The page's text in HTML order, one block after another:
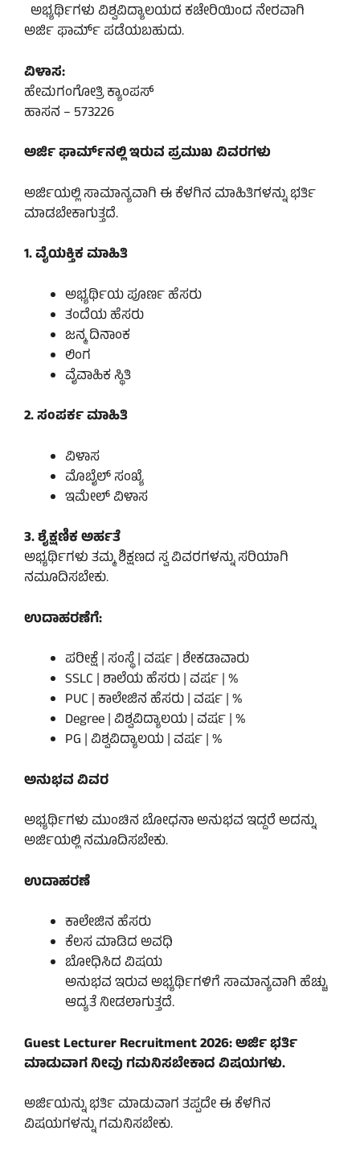
ಅಭ್ಯರ್ಥಿಗಳು ವಿಶ್ವವಿದ್ಯಾಲಯದ ಕಚೇರಿಯಿಂದ ನೇರವಾಗಿ
ಅರ್ಜಿ ಫಾರ್ಮ್ ಪಡೆಯಬಹುದು.
ವಿಳಾಸ:
ಹೇಮಗಂಗೋತ್ರಿ ಕ್ಯಾಂಪಸ್
ಹಾಸನ – 573226
ಅರ್ಜಿ ಫಾರ್ಮ್‌ನಲ್ಲಿ ಇರುವ ಪ್ರಮುಖ ವಿವರಗಳು
ಅರ್ಜಿಯಲ್ಲಿ ಸಾಮಾನ್ಯವಾಗಿ ಈ ಕೆಳಗಿನ ಮಾಹಿತಿಗಳನ್ನು ಭರ್ತಿ
ಮಾಡಬೇಕಾಗುತ್ತದೆ.
1. ವೈಯಕ್ತಿಕ ಮಾಹಿತಿ
ಅಭ್ಯರ್ಥಿಯ ಪೂರ್ಣ ಹೆಸರು
ತಂದೆಯ ಹೆಸರು
ಜನ್ಮ ದಿನಾಂಕ
ಲಿಂಗ
ವೈವಾಹಿಕ ಸ್ಥಿತಿ
2. ಸಂಪರ್ಕ ಮಾಹಿತಿ
ವಿಳಾಸ
ಮೊಬೈಲ್ ಸಂಖ್ಯೆ
ಇಮೇಲ್ ವಿಳಾಸ
3. ಶೈಕ್ಷಣಿಕ ಅರ್ಹತೆ
ಅಭ್ಯರ್ಥಿಗಳು ತಮ್ಮ ಶಿಕ್ಷಣದ ಸ್ವ ವಿವರಗಳನ್ನು ಸರಿಯಾಗಿ
ನಮೂದಿಸಬೇಕು.
ಉದಾಹರಣೆಗೆ:
ಪರೀಕ್ಷೆ | ಸಂಸ್ಥೆ | ವರ್ಷ | ಶೇಕಡಾವಾರು
SSLC | ಶಾಲೆಯ ಹೆಸರು | ವರ್ಷ | %
PUC | ಕಾಲೇಜಿನ ಹೆಸರು | ವರ್ಷ | %
Degree | ವಿಶ್ವವಿದ್ಯಾಲಯ | ವರ್ಷ | %
PG | ವಿಶ್ವವಿದ್ಯಾಲಯ | ವರ್ಷ | %
ಅನುಭವ ವಿವರ
ಅಭ್ಯರ್ಥಿಗಳು ಮುಂಚಿನ ಬೋಧನಾ ಅನುಭವ ಇದ್ದರೆ ಅದನ್ನು
ಅರ್ಜಿಯಲ್ಲಿ ನಮೂದಿಸಬೇಕು.
ಉದಾಹರಣೆ
ಕಾಲೇಜಿನ ಹೆಸರು
ಕೆಲಸ ಮಾಡಿದ ಅವಧಿ
ಬೋಧಿಸಿದ ವಿಷಯ
ಅನುಭವ ಇರುವ ಅಭ್ಯರ್ಥಿಗಳಿಗೆ ಸಾಮಾನ್ಯವಾಗಿ ಹೆಚ್ಚು
ಆದ್ಯತೆ ನೀಡಲಾಗುತ್ತದೆ.
Guest Lecturer Recruitment 2026: ಅರ್ಜಿ ಭರ್ತಿ
ಮಾಡುವಾಗ ನೀವು ಗಮನಿಸಬೇಕಾದ ವಿಷಯಗಳು.
ಅರ್ಜಿಯನ್ನು ಭರ್ತಿ ಮಾಡುವಾಗ ತಪ್ಪದೇ ಈ ಕೆಳಗಿನ
ವಿಷಯಗಳನ್ನು ಗಮನಿಸಬೇಕು.